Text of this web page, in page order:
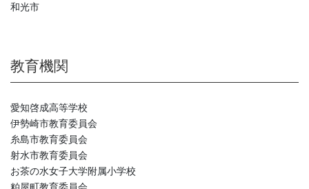
和光市
教育機関
愛知啓成高等学校
伊勢崎市教育委員会
糸島市教育委員会
射水市教育委員会
お茶の水女子大学附属小学校